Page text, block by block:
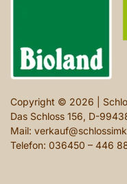
Copyright © 2026 |
Das Schloss 156, D-
Mail:
Telefon: 036450 – 446